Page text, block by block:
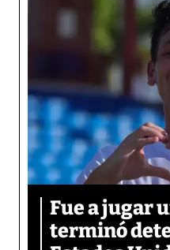
Fue a jugar
terminó